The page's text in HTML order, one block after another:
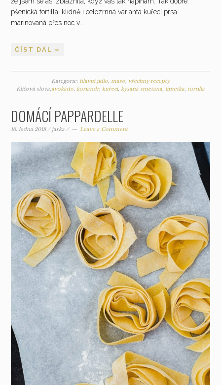
pšenická tortilla, klidně i celozrnná varianta kuřecí prsa
marinovaná přes noc v…
ČÍST DÁL »
Kategorie: hlavní jídlo, maso, všechny recepty
Klíčová slova:avokádo, koriandr, kuřecí, kysaná smetana, limetka, tortilla
DOMÁCÍ PAPPARDELLE
16. ledna 2018/jarka / Leave a Comment